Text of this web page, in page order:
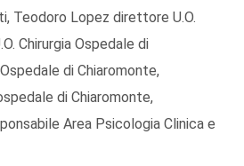
Teodoro Lopez direttore U.O.
Chirurgia Ospedale di
di Chiaromonte,
di Chiaromonte,
Area Psicologia Clinica e